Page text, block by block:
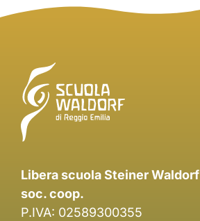
Libera scuola Steiner Waldorf
soc. coop.
P.IVA: 02589300355